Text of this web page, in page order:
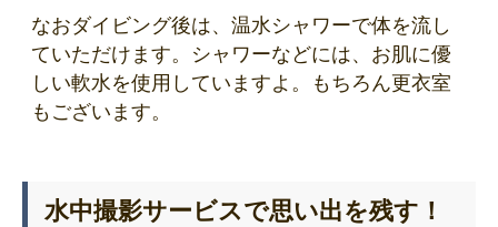
なおダイビング後は、温水シャワーで体を流し
ていただけます。シャワーなどには、お肌に優
しい軟水を使用していますよ。もちろん更衣室
もございます。
水中撮影サービスで思い出を残す！